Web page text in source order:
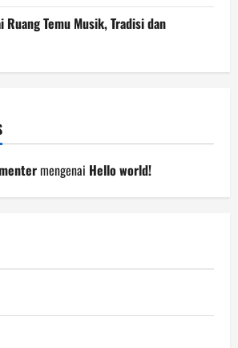
Ruang Temu Musik, Tradisi dan
mengenai Hello world!